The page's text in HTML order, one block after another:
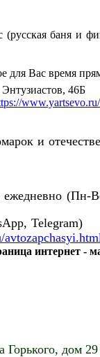
баня и
для Вас время
46Б
и
ежедневно (Пн-
Telegram)
интернет -
Горького, дом